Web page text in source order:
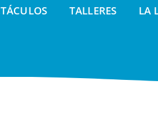
TALLERES LA